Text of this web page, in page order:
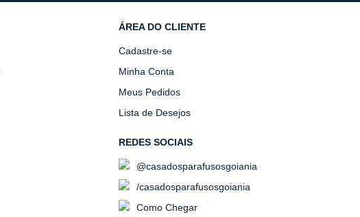
ÁREA DO CLIENTE
Cadastre-se
Minha Conta
Meus Pedidos
Lista de Desejos
REDES SOCIAIS
@casadosparafusosgoiania
/casadosparafusosgoiania
Como Chegar